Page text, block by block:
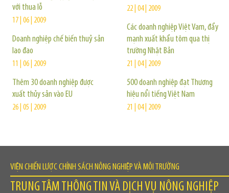
với thua lỗ
17 | 06 | 2009
Doanh nghiệp chế biến thuỷ sản
lao đao
11 | 06 | 2009
Thêm 30 doanh nghiệp được
xuất thủy sản vào EU
26 | 05 | 2009
22 | 04 | 2009
Các doanh nghiệp Việt Vam, đẩy
mạnh xuất khẩu tôm qua thị
trường Nhật Bản
21 | 04 | 2009
500 doanh nghiệp đạt Thương
hiệu nổi tiếng Việt Nam
21 | 04 | 2009
VIỆN CHIẾN LƯỢC CHÍNH SÁCH NÔNG NGHIỆP VÀ MÔI TRƯỜNG
TRUNG TÂM THÔNG TIN VÀ DỊCH VỤ NÔNG NGHIỆP